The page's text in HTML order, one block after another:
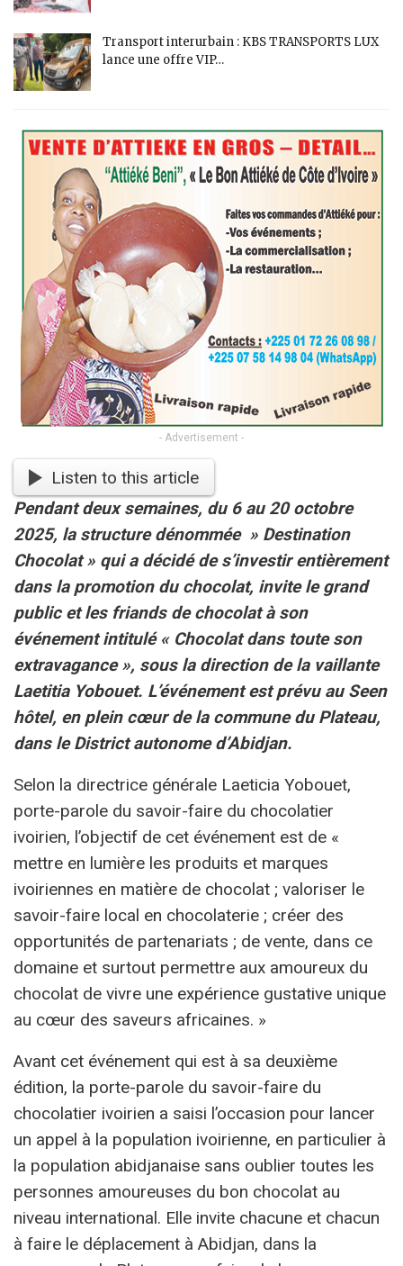
Transport interurbain : KBS TRANSPORTS LUX
lance une offre VIP…
- Advertisement -
Listen to this article
Pendant deux semaines, du 6 au 20 octobre
2025, la structure dénommée » Destination
Chocolat » qui a décidé de s’investir entièrement
dans la promotion du chocolat, invite le grand
public et les friands de chocolat à son
événement intitulé « Chocolat dans toute son
extravagance », sous la direction de la vaillante
Laetitia Yobouet. L’événement est prévu au Seen
hôtel, en plein cœur de la commune du Plateau,
dans le District autonome d’Abidjan.
Selon la directrice générale Laeticia Yobouet,
porte-parole du savoir-faire du chocolatier
ivoirien, l’objectif de cet événement est de «
mettre en lumière les produits et marques
ivoiriennes en matière de chocolat ; valoriser le
savoir-faire local en chocolaterie ; créer des
opportunités de partenariats ; de vente, dans ce
domaine et surtout permettre aux amoureux du
chocolat de vivre une expérience gustative unique
au cœur des saveurs africaines. »
Avant cet événement qui est à sa deuxième
édition, la porte-parole du savoir-faire du
chocolatier ivoirien a saisi l’occasion pour lancer
un appel à la population ivoirienne, en particulier à
la population abidjanaise sans oublier toutes les
personnes amoureuses du bon chocolat au
niveau international. Elle invite chacune et chacun
à faire le déplacement à Abidjan, dans la